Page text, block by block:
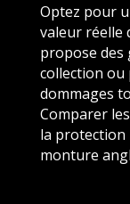
Optez pour
valeur réelle
propose des
collection ou
dommages
Comparer
la protection
monture